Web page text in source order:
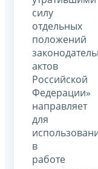
силу
отдельных
положений
актов
Российской
Федерации»
направляет
для
в
работе